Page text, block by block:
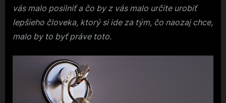
vás malo posilniť a čo by z vás malo určite urobiť
lepšieho človeka, ktorý si ide za tým, čo naozaj chce,
malo by to byť práve toto.